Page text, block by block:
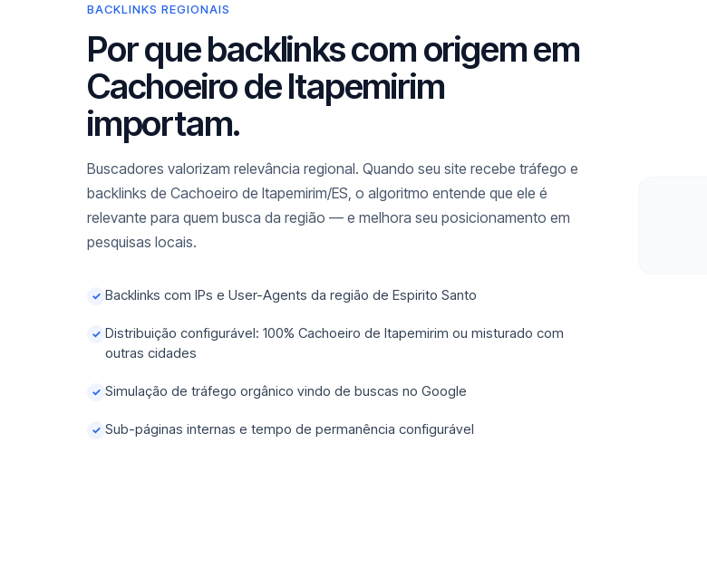
BACKLINKS REGIONAIS
Por que backlinks com origem em
Cachoeiro de Itapemirim
importam.
Buscadores valorizam relevância regional. Quando seu site recebe tráfego e
backlinks de Cachoeiro de Itapemirim/ES, o algoritmo entende que ele é
relevante para quem busca da região — e melhora seu posicionamento em
pesquisas locais.
✓ Backlinks com IPs e User-Agents da região de Espirito Santo
✓ Distribuição configurável: 100% Cachoeiro de Itapemirim ou misturado com
outras cidades
✓ Simulação de tráfego orgânico vindo de buscas no Google
✓ Sub-páginas internas e tempo de permanência configurável